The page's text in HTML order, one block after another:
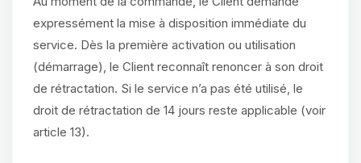
expressément la mise à disposition immédiate du
service. Dès la première activation ou utilisation
(démarrage), le Client reconnaît renoncer à son droit
de rétractation. Si le service n’a pas été utilisé, le
droit de rétractation de 14 jours reste applicable (voir
article 13).